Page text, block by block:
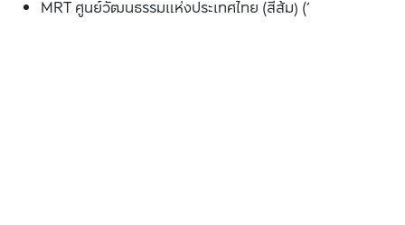
MRT ศูนย์วัฒนธรรมแห่งประเทศไทย (สีส้ม) (1.357 กม.)